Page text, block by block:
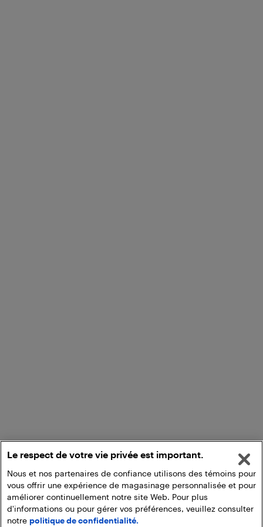
Ajouter au panier
Le respect de votre vie privée est important.
Nous et nos partenaires de confiance utilisons des témoins pour
vous offrir une expérience de magasinage personnalisée et pour
améliorer continuellement notre site Web. Pour plus
d'informations ou pour gérer vos préférences, veuillez consulter
notre politique de confidentialité.